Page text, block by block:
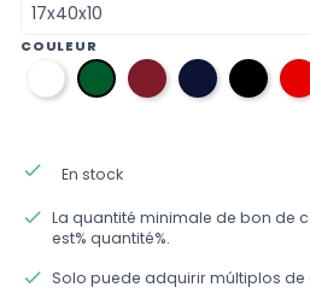
COULEUR
01
blanc
06
vert
anglais
10
bordeaux
08
bleu
marine
12
noir
done En stock
done La quantité minimale de bon de
est% quantité%.
done Solo puede adquirir múltiplos